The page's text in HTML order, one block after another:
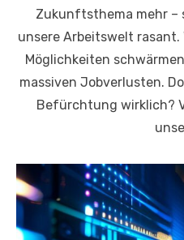
Zukunftsthema mehr –
unsere Arbeitswelt rasant.
Möglichkeiten
massiven Jobverlusten.
Befürchtung wirklich?